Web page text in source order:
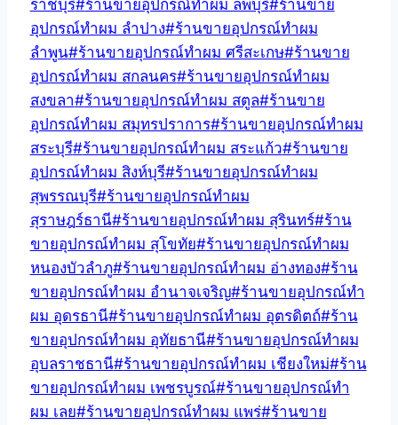
ราชบุรี#ร้านขายอุปกรณ์ทำผม ลพบุรี#ร้านขาย
อุปกรณ์ทำผม ลำปาง#ร้านขายอุปกรณ์ทำผม
ลำพูน#ร้านขายอุปกรณ์ทำผม ศรีสะเกษ#ร้านขาย
อุปกรณ์ทำผม สกลนคร#ร้านขายอุปกรณ์ทำผม
สงขลา#ร้านขายอุปกรณ์ทำผม สตูล#ร้านขาย
อุปกรณ์ทำผม สมุทรปราการ#ร้านขายอุปกรณ์ทำผม
สระบุรี#ร้านขายอุปกรณ์ทำผม สระแก้ว#ร้านขาย
อุปกรณ์ทำผม สิงห์บุรี#ร้านขายอุปกรณ์ทำผม
สุพรรณบุรี#ร้านขายอุปกรณ์ทำผม
สุราษฎร์ธานี#ร้านขายอุปกรณ์ทำผม สุรินทร์#ร้าน
ขายอุปกรณ์ทำผม สุโขทัย#ร้านขายอุปกรณ์ทำผม
หนองบัวลำภู#ร้านขายอุปกรณ์ทำผม อ่างทอง#ร้าน
ขายอุปกรณ์ทำผม อำนาจเจริญ#ร้านขายอุปกรณ์ทำ
ผม อุดรธานี#ร้านขายอุปกรณ์ทำผม อุตรดิตถ์#ร้าน
ขายอุปกรณ์ทำผม อุทัยธานี#ร้านขายอุปกรณ์ทำผม
อุบลราชธานี#ร้านขายอุปกรณ์ทำผม เชียงใหม่#ร้าน
ขายอุปกรณ์ทำผม เพชรบูรณ์#ร้านขายอุปกรณ์ทำ
ผม เลย#ร้านขายอุปกรณ์ทำผม แพร่#ร้านขาย